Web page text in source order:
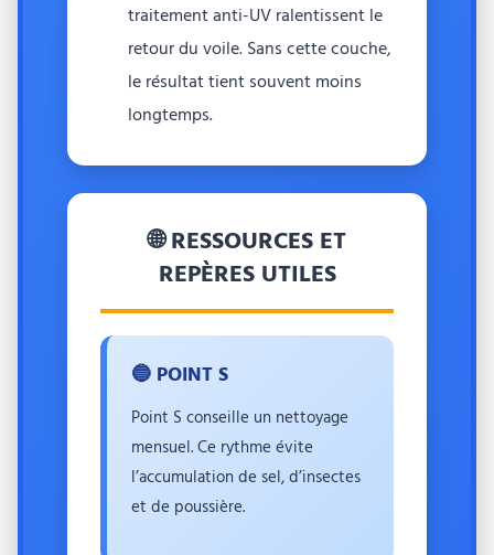
traitement anti-UV ralentissent le
retour du voile. Sans cette couche,
le résultat tient souvent moins
longtemps.
🌐 RESSOURCES ET
REPÈRES UTILES
🔵 POINT S
Point S conseille un nettoyage
mensuel. Ce rythme évite
l’accumulation de sel, d’insectes
et de poussière.